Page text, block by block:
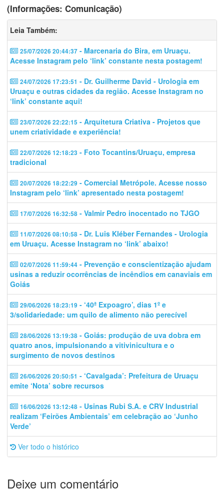
(Informações: Comunicação)
Leia Também:
25/07/2026 20:44:37 - Marcenaria do Bira, em Uruaçu.
Acesse Instagram pelo ‘link’ constante nesta postagem!
24/07/2026 17:23:51 - Dr. Guilherme David - Urologia em
Uruaçu e outras cidades da região. Acesse Instagram no
‘link’ constante aqui!
23/07/2026 22:22:15 - Arquitetura Criativa - Projetos que
unem criatividade e experiência!
22/07/2026 12:18:23 - Foto Tocantins/Uruaçu, empresa
tradicional
20/07/2026 18:22:29 - Comercial Metrópole. Acesse nosso
Instagram pelo ‘link’ apresentado nesta postagem!
17/07/2026 16:32:58 - Valmir Pedro inocentado no TJGO
11/07/2026 08:10:58 - Dr. Luis Kléber Fernandes - Urologia
em Uruaçu. Acesse Instagram no ‘link’ abaixo!
02/07/2026 11:59:44 - Prevenção e conscientização ajudam
usinas a reduzir ocorrências de incêndios em canaviais em
Goiás
29/06/2026 18:23:19 - ‘40ª Expoagro’, dias 1º e
3/solidariedade: um quilo de alimento não perecível
28/06/2026 13:19:38 - Goiás: produção de uva dobra em
quatro anos, impulsionando a vitivinicultura e o
surgimento de novos destinos
26/06/2026 20:50:51 - ‘Cavalgada’: Prefeitura de Uruaçu
emite ‘Nota’ sobre recursos
16/06/2026 13:12:48 - Usinas Rubi S.A. e CRV Industrial
realizam ‘Feirões Ambientais’ em celebração ao ‘Junho
Verde’
Ver todo o histórico
Deixe um comentário